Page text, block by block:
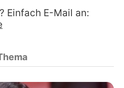
Einfach E-Mail an: